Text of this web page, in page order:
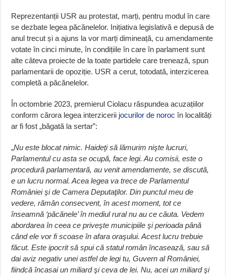
Reprezentanții USR au protestat, marți, pentru modul în care
se dezbate legea păcănelelor. Inițiativa legislativă e depusă de
anul trecut și a ajuns la vor marți dimineață, cu amendamente
votate în cinci minute, în condițiile în care în parlament sunt
alte câteva proiecte de la toate partidele care trenează, spun
parlamentarii de opoziție. USR a cerut, totodată, interzicerea
completă a păcănelelor.
În octombrie 2023, premierul Ciolacu răspundea acuzațiilor
conform cărora legea interzicerii jocurilor de noroc în localități
ar fi fost „băgată la sertar”:
„Nu este blocat nimic. Haideţi să lămurim nişte lucruri,
Parlamentul cu asta se ocupă, face legi. Au comisii, este o
procedură parlamentară, au venit amendamente, se discută,
e un lucru normal. Acea legea va trece de Parlamentul
României şi de Camera Deputaţilor. Din punctul meu de
vedere, rămân consecvent, în acest moment, tot ce
înseamnă ‘păcănele’ în mediul rural nu au ce căuta. Vedem
abordarea în ceea ce priveşte municipiile şi perioada până
când ele vor fi scoase în afara oraşului. Acest lucru trebuie
făcut. Este ipocrit să spui că statul român încasează, sau să
dai aviz negativ unei astfel de legi tu, Guvern al României,
fiindcă încasai un miliard şi ceva de lei. Nu, acei un miliard şi